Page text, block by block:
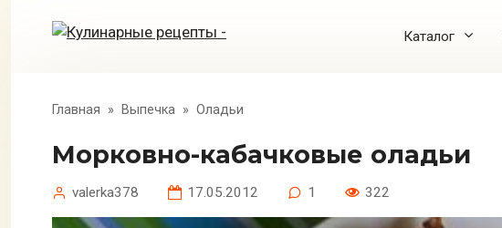
Каталог
Главная » Выпечка » Оладьи
Морковно-кабачковые оладьи
valerka378 17.05.2012 1 322